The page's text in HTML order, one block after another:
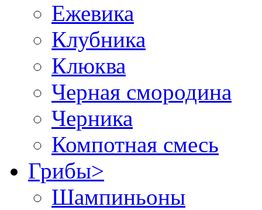
Ежевика
Клубника
Клюква
Черная смородина
Черника
Компотная смесь
Грибы>
Шампиньоны